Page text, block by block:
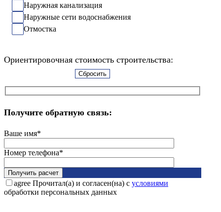
Наружная канализация
Наружные сети водоснабжения
Отмостка
Ориентировочная стоимость строительства:
Сбросить
Получите обратную связь:
Ваше имя*
Номер телефона*
agree Прочитал(а) и согласен(на) с условиями
обработки персональных данных